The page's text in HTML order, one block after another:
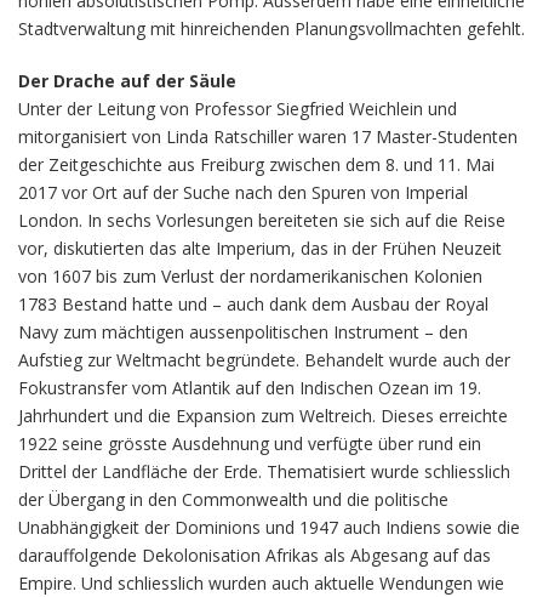
Stadtverwaltung mit hinreichenden Planungsvollmachten gefehlt.
Der Drache auf der Säule
Unter der Leitung von Professor Siegfried Weichlein und
mitorganisiert von Linda Ratschiller waren 17 Master-Studenten
der Zeitgeschichte aus Freiburg zwischen dem 8. und 11. Mai
2017 vor Ort auf der Suche nach den Spuren von Imperial
London. In sechs Vorlesungen bereiteten sie sich auf die Reise
vor, diskutierten das alte Imperium, das in der Frühen Neuzeit
von 1607 bis zum Verlust der nordamerikanischen Kolonien
1783 Bestand hatte und – auch dank dem Ausbau der Royal
Navy zum mächtigen aussenpolitischen Instrument – den
Aufstieg zur Weltmacht begründete. Behandelt wurde auch der
Fokustransfer vom Atlantik auf den Indischen Ozean im 19.
Jahrhundert und die Expansion zum Weltreich. Dieses erreichte
1922 seine grösste Ausdehnung und verfügte über rund ein
Drittel der Landfläche der Erde. Thematisiert wurde schliesslich
der Übergang in den Commonwealth und die politische
Unabhängigkeit der Dominions und 1947 auch Indiens sowie die
darauffolgende Dekolonisation Afrikas als Abgesang auf das
Empire. Und schliesslich wurden auch aktuelle Wendungen wie